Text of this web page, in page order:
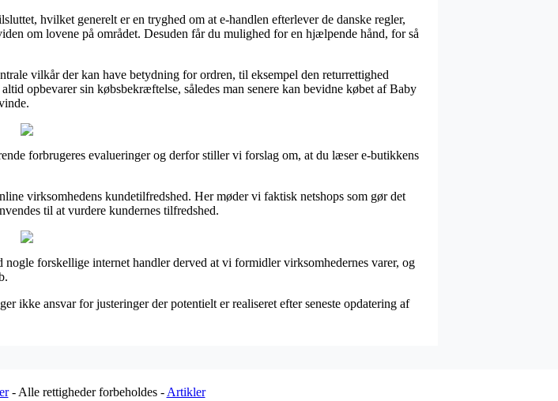
hvilket generelt er en tryghed om at e-handlen efterlever de danske regler,
om lovene på området. Desuden får du mulighed for en hjælpende hånd, for så
vilkår der kan have betydning for ordren, til eksempel den returrettighed
opbevarer sin købsbekræftelse, således man senere kan bevidne købet af Baby
forbrugeres evalueringer og derfor stiller vi forslag om, at du læser e-butikkens
virksomhedens kundetilfredshed. Her møder vi faktisk netshops som gør det
til at vurdere kundernes tilfredshed.
forskellige internet handler derved at vi formidler virksomhedernes varer, og
ikke ansvar for justeringer der potentielt er realiseret efter seneste opdatering af
- Alle rettigheder forbeholdes - Artikler